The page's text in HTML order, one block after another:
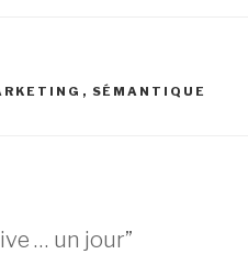
, SÉMANTIQUE
… un jour”